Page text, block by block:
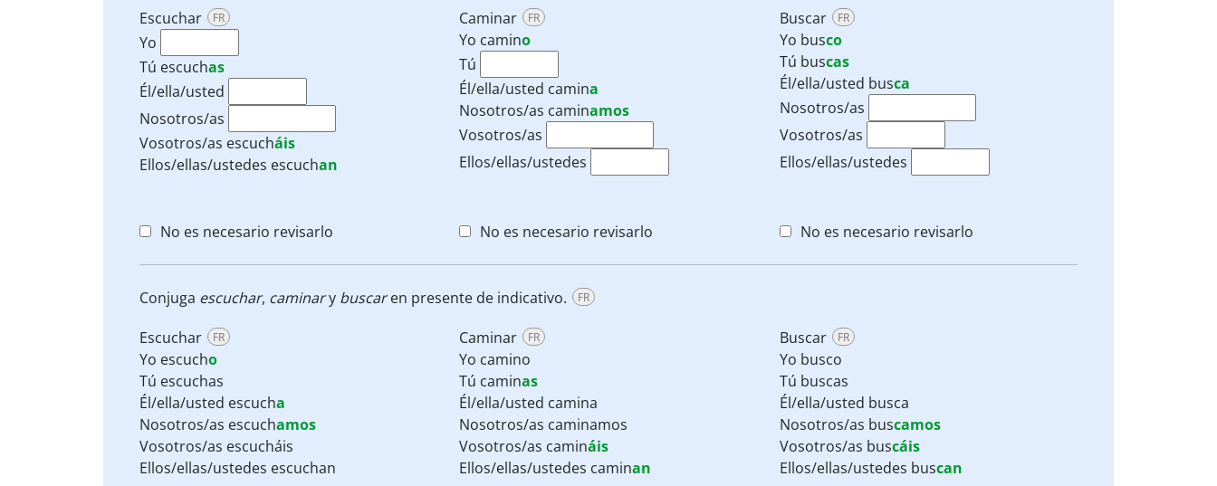
Escuchar FR
Yo
Tú escuchas
Él/ella/usted
Nosotros/as
Vosotros/as escucháis
Ellos/ellas/ustedes escuchan
No es necesario revisarlo
Caminar FR
Yo camino
Tú
Él/ella/usted camina
Nosotros/as caminamos
Vosotros/as
Ellos/ellas/ustedes
No es necesario revisarlo
Buscar FR
Yo busco
Tú buscas
Él/ella/usted busca
Nosotros/as
Vosotros/as
Ellos/ellas/ustedes
No es necesario revisarlo
Conjuga escuchar, caminary buscaren presente de indicativo. FR
Escuchar FR
Yo escucho
Tú escuchas
Él/ella/usted escucha
Nosotros/as escuchamos
Vosotros/as escucháis
Ellos/ellas/ustedes escuchan
Caminar FR
Yo camino
Tú caminas
Él/ella/usted camina
Nosotros/as caminamos
Vosotros/as camináis
Ellos/ellas/ustedes caminan
Buscar FR
Yo busco
Tú buscas
Él/ella/usted busca
Nosotros/as buscamos
Vosotros/as buscáis
Ellos/ellas/ustedes buscan